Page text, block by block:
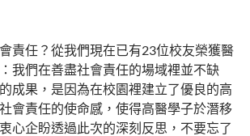
責任？從我們現在已有23位校友榮獲醫
我們在善盡社會責任的場域裡並不缺
成果，是因為在校園裡建立了優良的高
會責任的使命感，使得高醫學子於潛移
心企盼透過此次的深刻反思，不要忘了